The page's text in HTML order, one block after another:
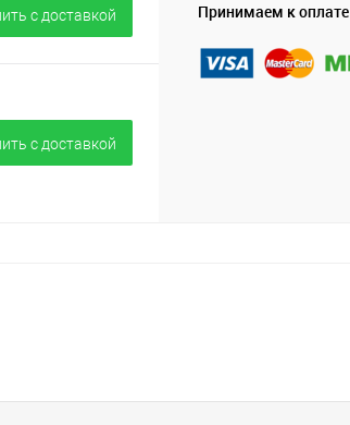
c доставкой
c доставкой
Принимаем к оплате